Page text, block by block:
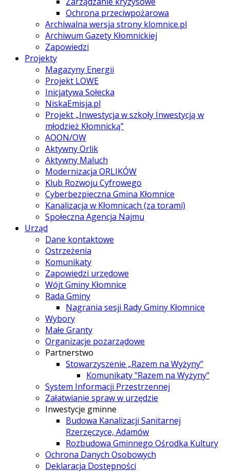
Ochrona przeciwpożarowa
Archiwalna wersja strony klomnice.pl
Archiwum Gazety Kłomnickiej
Zapowiedzi
Projekty
Magazyny Energii
Projekt LOWE
Inicjatywa Sołecka
NiskaEmisja.pl
Projekt „Inwestycja w szkoły Inwestycją w
młodzież Kłomnicką”
AOON/OW
Aktywny Orlik
Aktywny Maluch
Modernizacja ORLIKÓW
Klub Rozwoju Cyfrowego
Cyberbezpieczna Gmina Kłomnice
Kanalizacja w Kłomnicach (za torami)
Społeczna Agencja Najmu
Urząd
Dane kontaktowe
Ostrzeżenia
Komunikaty
Zapowiedzi urzędowe
Wójt Gminy Kłomnice
Rada Gminy
Nagrania sesji Rady Gminy Kłomnice
Wybory
Małe Granty
Organizacje pozarządowe
Partnerstwo
Stowarzyszenie „Razem na Wyżyny”
Komunikaty "Razem na Wyżyny"
System Informacji Przestrzennej
Załatwianie spraw w urzędzie
Inwestycje gminne
Budowa Kanalizacji Sanitarnej
Rzerzęczyce, Adamów
Rozbudowa Gminnego Ośrodka Kultury
Ochrona Danych Osobowych
Deklaracja Dostępności